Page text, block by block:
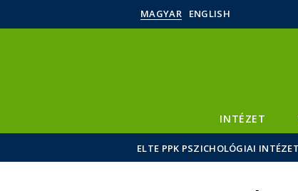
MAGYAR ENGLISH
INTÉZET
ELTE PPK PSZICHOLÓGIAI INTÉZET